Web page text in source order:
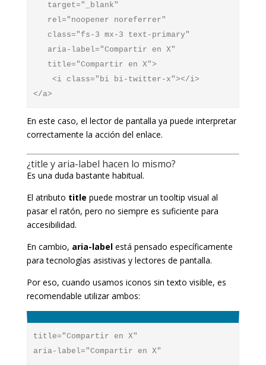
   target="_blank"
   rel="noopener noreferrer"
   class="fs-3 mx-3 text-primary"
   aria-label="Compartir en X"
   title="Compartir en X">
    <i class="bi bi-twitter-x"></i>
En este caso, el lector de pantalla ya puede interpretar
correctamente la acción del enlace.
¿title y aria-label hacen lo mismo?
Es una duda bastante habitual.
El atributo title puede mostrar un tooltip visual al
pasar el ratón, pero no siempre es suficiente para
accesibilidad.
En cambio, aria-labelestá pensado específicamente
para tecnologías asistivas y lectores de pantalla.
Por eso, cuando usamos iconos sin texto visible, es
recomendable utilizar ambos:
title="Compartir en X"